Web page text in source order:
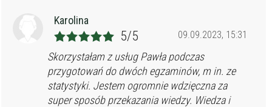
Karolina
09.09.2023, 15:31
5/5
Skorzystałam z usług Pawła podczas
przygotowań do dwóch egzaminów, m in. ze
statystyki. Jestem ogromnie wdzięczna za
super sposób przekazania wiedzy. Wiedza i